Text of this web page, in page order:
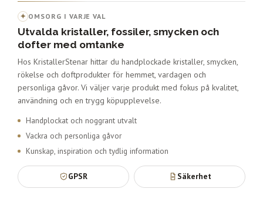
✦ OMSORG I VARJE VAL
Utvalda kristaller, fossiler, smycken och
dofter med omtanke
Hos KristallerStenar hittar du handplockade kristaller, smycken,
rökelse och doftprodukter för hemmet, vardagen och
personliga gåvor. Vi väljer varje produkt med fokus på kvalitet,
användning och en trygg köpupplevelse.
Handplockat och noggrant utvalt
Vackra och personliga gåvor
Kunskap, inspiration och tydlig information
GPSR Säkerhet